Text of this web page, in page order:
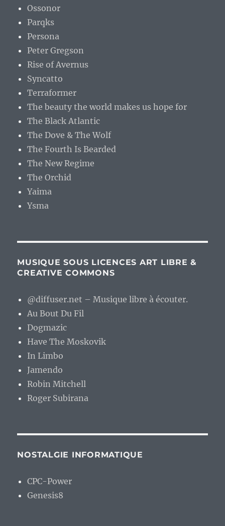
Ossonor
Parqks
Persona
Peter Gregson
Rise of Avernus
Syncatto
Terraformer
The beauty the world makes us hope for
The Black Atlantic
The Dove & The Wolf
The Fourth Is Bearded
The New Regime
The Orchid
Yaima
Ysma
MUSIQUE SOUS LICENCES ART LIBRE &
CREATIVE COMMONS
@diffuser.net – Musique libre à écouter.
Au Bout Du Fil
Dogmazic
Have The Moskovik
In Limbo
Jamendo
Robin Mitchell
Roger Subirana
NOSTALGIE INFORMATIQUE
CPC-Power
Genesis8